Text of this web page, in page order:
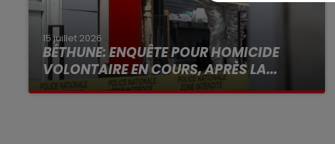
15 juillet 2026
BÉTHUNE: ENQUÊTE POUR HOMICIDE
VOLONTAIRE EN COURS, APRÈS LA...
Selon les premiers éléments, le logement